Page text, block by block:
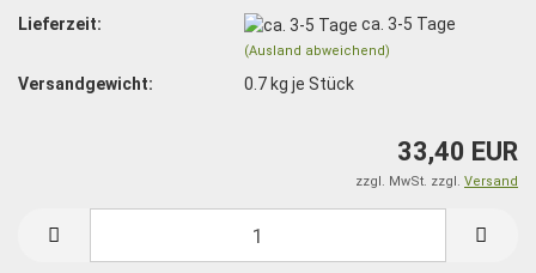
Lieferzeit:
ca. 3-5 Tage
(Ausland abweichend)
Versandgewicht: 0.7 kg je Stück
33,40 EUR
zzgl. MwSt. zzgl. Versand